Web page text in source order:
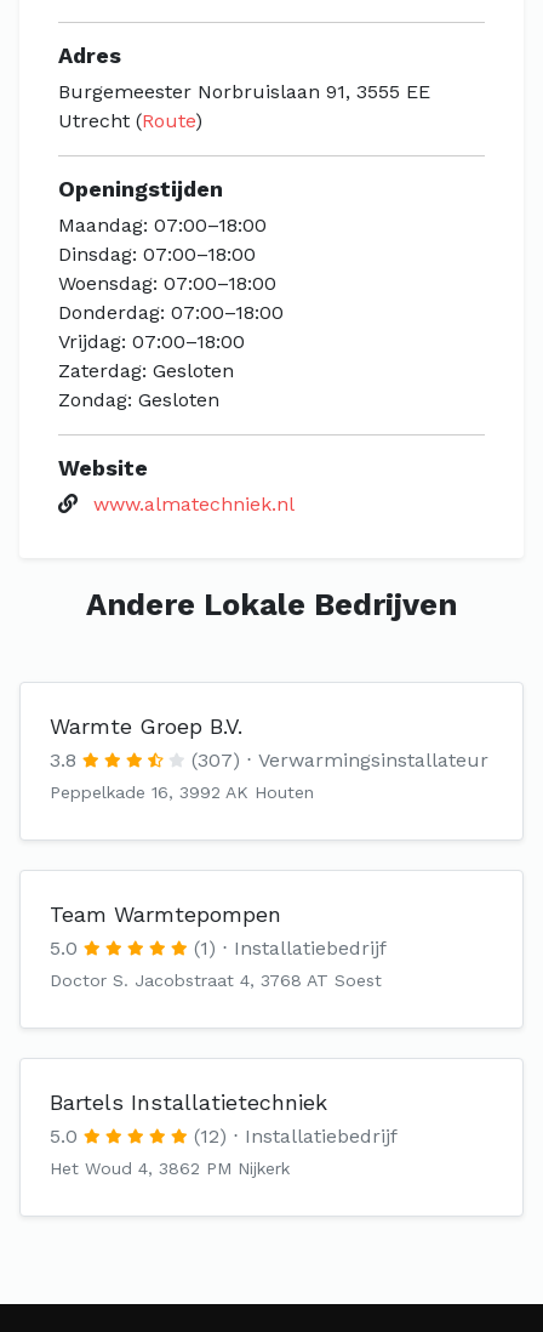
Adres
Burgemeester Norbruislaan 91, 3555 EE
Utrecht (Route)
Openingstijden
Maandag: 07:00–18:00
Dinsdag: 07:00–18:00
Woensdag: 07:00–18:00
Donderdag: 07:00–18:00
Vrijdag: 07:00–18:00
Zaterdag: Gesloten
Zondag: Gesloten
Website
www.almatechniek.nl
Andere Lokale Bedrijven
Warmte Groep B.V.
3.8 (307) Verwarmingsinstallateur
Peppelkade 16, 3992 AK Houten
Team Warmtepompen
5.0 (1) Installatiebedrijf
Doctor S. Jacobstraat 4, 3768 AT Soest
Bartels Installatietechniek
5.0 (12) Installatiebedrijf
Het Woud 4, 3862 PM Nijkerk